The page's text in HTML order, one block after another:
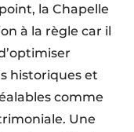
la Chapelle
à la règle car il
historiques et
comme
Une